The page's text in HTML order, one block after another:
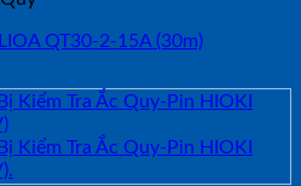
QT30-2-15A (30m)